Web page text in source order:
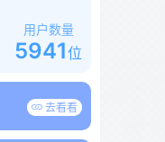
用户数量
5941位
去看看